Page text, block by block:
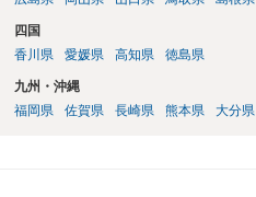
四国
香川県
愛媛県 高知県 徳島県
九州・沖縄
福岡県
佐賀県 長崎県 熊本県 大分県